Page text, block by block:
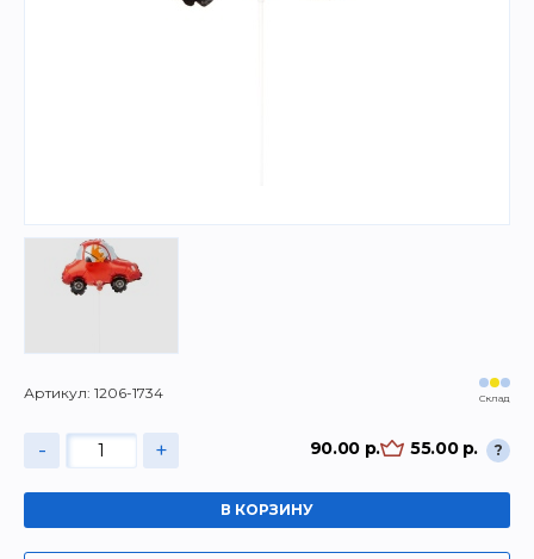
Артикул: 1206-1734 Склад
- + 90.00 р. 55.00 р. ?
В КОРЗИНУ